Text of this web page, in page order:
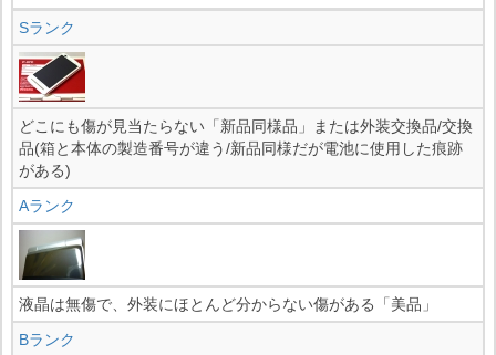
Sランク
どこにも傷が見当たらない「新品同様品」または外装交換品/交換
品(箱と本体の製造番号が違う/新品同様だが電池に使用した痕跡
がある)
Aランク
液晶は無傷で、外装にほとんど分からない傷がある「美品」
Bランク